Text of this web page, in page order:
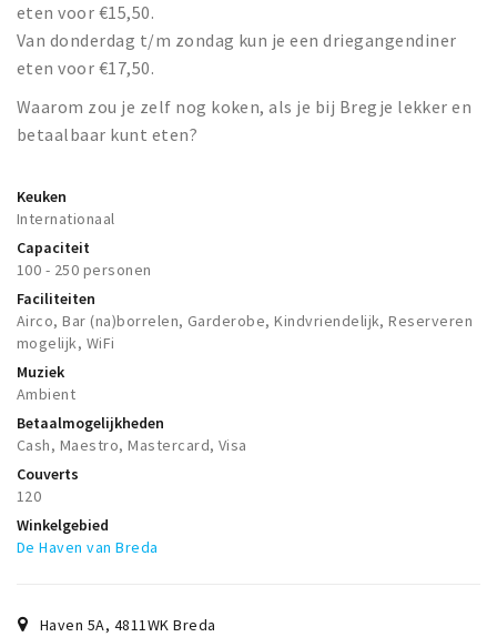
Privacy
eten voor €15,50.
Van donderdag t/m zondag kun je een driegangendiner
eten voor €17,50.
Waarom zou je zelf nog koken, als je bij Bregje lekker en
betaalbaar kunt eten?
Keuken
Internationaal
Capaciteit
100 - 250 personen
Faciliteiten
Airco, Bar (na)borrelen, Garderobe, Kindvriendelijk, Reserveren
mogelijk, WiFi
Muziek
Ambient
Betaalmogelijkheden
Cash, Maestro, Mastercard, Visa
Couverts
120
Winkelgebied
De Haven van Breda
Haven 5A, 4811WK Breda